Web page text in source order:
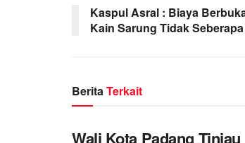
Kaspul Asral : Biaya
Kain Sarung Tidak
BeritaTerkait
Wali Kota Padang